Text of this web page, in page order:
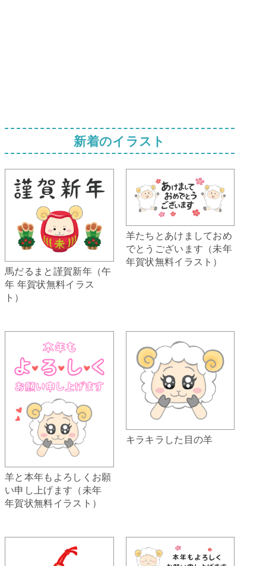
新着のイラスト
馬だるまと謹賀新年（午
年 年賀状無料イラス
ト）
羊たちとあけましておめ
でとうございます（未年
年賀状無料イラスト）
羊と本年もよろしくお願
い申し上げます（未年
年賀状無料イラスト）
キラキラした目の羊